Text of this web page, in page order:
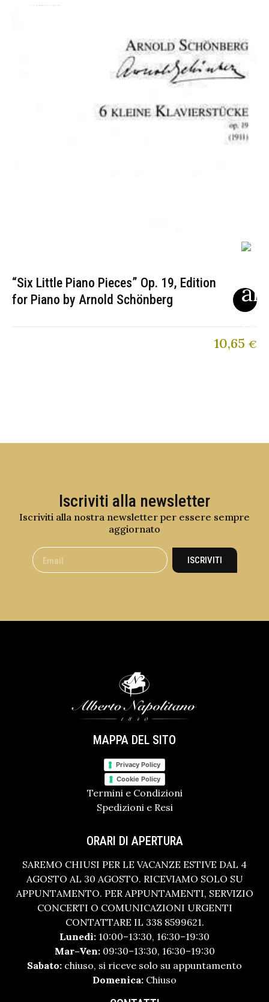
“Six Little Piano Pieces” Op. 19, Edition
for Piano by Arnold Schönberg
10,65 €
Iscriviti alla newsletter
Iscriviti alla nostra newsletter per essere sempre
aggiornato
ISCRIVITI
MAPPA DEL SITO
Privacy Policy
Cookie Policy
Termini e Condizioni
Spedizioni e Resi
ORARI DI APERTURA
SAREMO CHIUSI PER LE VACANZE ESTIVE DAL 4
AGOSTO AL 30 AGOSTO. RICEVIAMO SOLO SU
APPUNTAMENTO. PER APPUNTAMENTI, SERVIZIO
CONCERTI O COMUNICAZIONI URGENTI
CONTATTARE IL 338 8599621.
Lunedì: 10:00–13:30, 16:30–19:30
Mar–Ven:09:30–13:30, 16:30–19:30
Sabato: chiuso, si riceve solo su appuntamento
Domenica: Chiuso